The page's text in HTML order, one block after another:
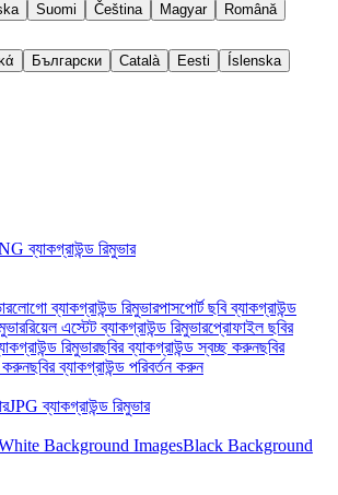
Suomi Čeština Magyar Română
Български Català Eesti
Íslenska
ব্যাকগ্রাউন্ড রিমুভার
লোগো ব্যাকগ্রাউন্ড রিমুভারপাসপোর্ট ছবি ব্যাকগ্রাউন্ড
রিয়েল এস্টেট ব্যাকগ্রাউন্ড রিমুভারপ্রোফাইল ছবির
রিমুভারছবির ব্যাকগ্রাউন্ড স্বচ্ছ করুনছবির
করুনছবির ব্যাকগ্রাউন্ড পরিবর্তন করুন
JPG ব্যাকগ্রাউন্ড রিমুভার
Background ImagesBlack Background